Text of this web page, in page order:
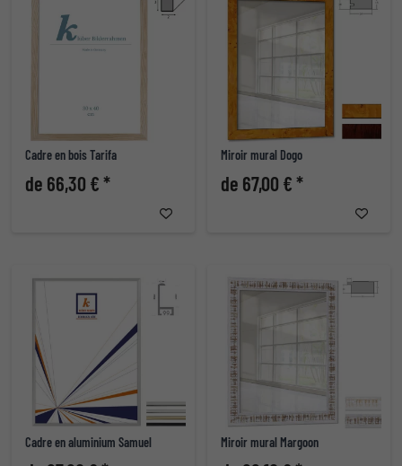
Cadre en bois Tarifa
de 66,30 € *
Miroir mural Dogo
de 67,00 € *
Cadre en aluminium Samuel Miroir mural Margoon